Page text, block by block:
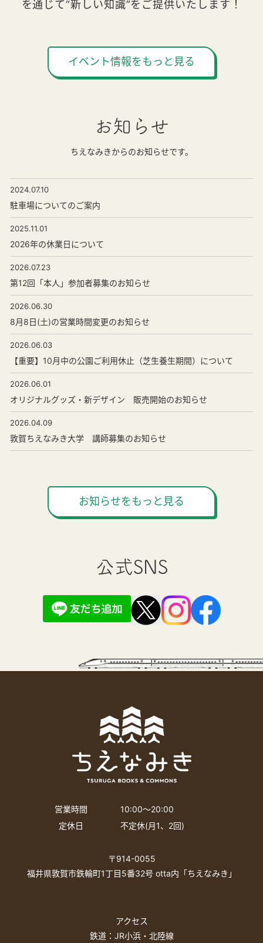
を通じて“新しい知識”をご提供いたします！
イベント情報をもっと見る
お知らせ
ちえなみきからのお知らせです。
2024.07.10
駐車場についてのご案内
2025.11.01
2026年の休業日について
2026.07.23
第12回「本人」参加者募集のお知らせ
2026.06.30
8月8日(土)の営業時間変更のお知らせ
2026.06.03
【重要】10月中の公園ご利用休止（芝生養生期間）について
2026.06.01
オリジナルグッズ・新デザイン 販売開始のお知らせ
2026.04.09
敦賀ちえなみき大学 講師募集のお知らせ
お知らせをもっと見る
公式SNS
営業時間
10:00〜20:00
定休日
不定休(月1、2回)
〒914-0055
福井県敦賀市鉄輪町1丁目5番32号 otta内「ちえなみき」
アクセス
鉄道：JR小浜・北陸線